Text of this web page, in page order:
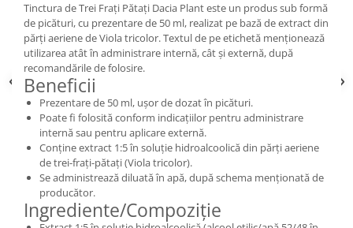
Tinctura de Trei Frați Pătați Dacia Plant este un produs sub formă
de picături, cu prezentare de 50 ml, realizat pe bază de extract din
părți aeriene de Viola tricolor. Textul de pe etichetă menționează
utilizarea atât în administrare internă, cât și externă, după
recomandările de folosire.
Beneficii
Prezentare de 50 ml, ușor de dozat în picături.
Poate fi folosită conform indicațiilor pentru administrare
internă sau pentru aplicare externă.
Conține extract 1:5 în soluție hidroalcoolică din părți aeriene
de trei-frați-pătați (Viola tricolor).
Se administrează diluată în apă, după schema menționată de
producător.
Ingrediente/Compoziție